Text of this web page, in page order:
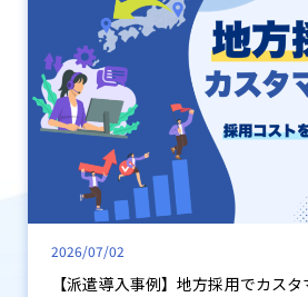
2026/07/02
【派遣導入事例】地方採用でカス